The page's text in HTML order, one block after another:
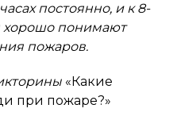
постоянно, и к 8-
хорошо понимают
пожаров.
«Какие
при пожаре?»